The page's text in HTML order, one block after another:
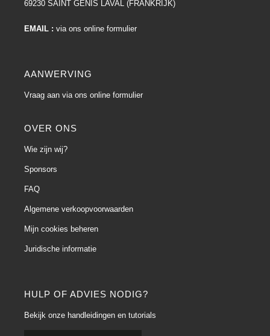
HULP OF ADVIES NODIG?
Bekijk onze handleidingen en tutorials
69230 SAINT GENIS LAVAL (FRANKRIJK)
EMAIL : via ons online formulier
AANWERVING
Vraag aan via ons online formulier
OVER ONS
Wie zijn wij?
Sponsors
FAQ
Algemene verkoopvoorwaarden
Mijn cookies beheren
Juridische informatie